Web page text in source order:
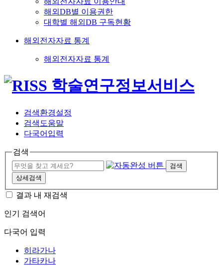
해외DB별 이용권한
대학별 해외DB 구독현황
해외전자자료 통계
해외전자자료 통계
검색환경설정
검색도움말
다국어입력
검색
검색
상세검색
결과 내 재검색
인기 검색어
다국어 입력
히라가나
가타카나